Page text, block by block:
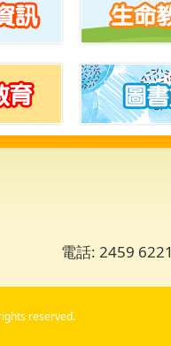
電話: 2459 6221
reserved.